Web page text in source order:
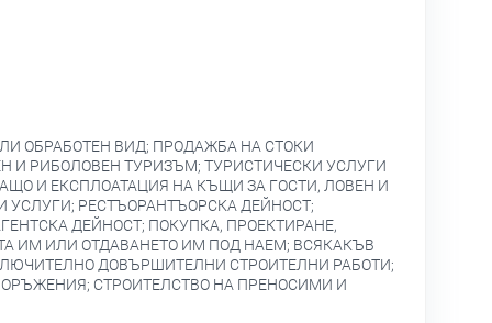
ОБРАБОТЕН ВИД; ПРОДАЖБА НА СТОКИ
И РИБОЛОВЕН ТУРИЗЪМ; ТУРИСТИЧЕСКИ УСЛУГИ
И ЕКСПЛОАТАЦИЯ НА КЪЩИ ЗА ГОСТИ, ЛОВЕН И
РЕСТЪОРАНТЪОРСКА ДЕЙНОСТ;
ДЕЙНОСТ; ПОКУПКА, ПРОЕКТИРАНЕ,
ИМ ИЛИ ОТДАВАНЕТО ИМ ПОД НАЕМ; ВСЯКАКЪВ
ДОВЪРШИТЕЛНИ СТРОИТЕЛНИ РАБОТИ;
СТРОИТЕЛСТВО НА ПРЕНОСИМИ И